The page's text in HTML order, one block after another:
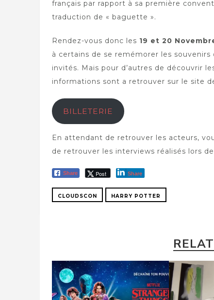
français par rapport à sa première
traduction de « baguette ».
Rendez-vous donc les 19 et 20
à certains de se remémorer les
invités. Mais pour d’autres de découvrir
informations sont a retrouver sur le site
BILLETERIE
En attendant de retrouver les acteurs,
de retrouver les interviews réalisés lors
Share Post Share
CLOUDSCON HARRY POTTER